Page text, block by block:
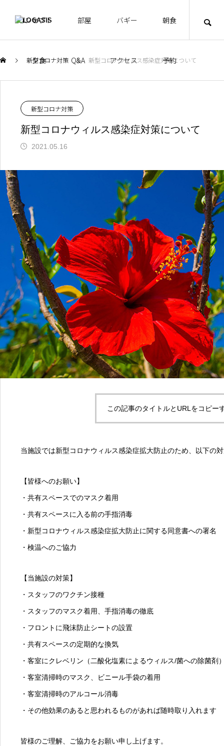
コンセプト 部屋 バギー 朝食
夕食 Q&A アクセス 予約
新型コロナ対策 新型コロナウィルス感染症対策について
新型コロナ対策
新型コロナウィルス感染症対策について
2021.05.16
この記事のタイトルとURLをコピー
当施設では新型コロナウィルス感染症拡大防止のため、以下の
【皆様へのお願い】
・共有スペースでのマスク着用
・共有スペースに入る前の手指消毒
・新型コロナウィルス感染症拡大防止に関する同意書への署名
・検温へのご協力
【当施設の対策】
・スタッフのワクチン接種
・スタッフのマスク着用、手指消毒の徹底
・フロントに飛沫防止シートの設置
・共有スペースの定期的な換気
・客室にクレベリン（二酸化塩素によるウィルス/菌への除菌剤
・客室清掃時のマスク、ビニール手袋の着用
・客室清掃時のアルコール消毒
・その他効果のあると思われるものがあれば随時取り入れます
皆様のご理解、ご協力をお願い申し上げます。